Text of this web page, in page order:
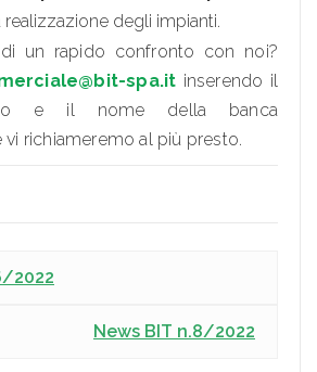
realizzazione degli impianti.
un rapido confronto con noi?
spa.it inserendo il
e il nome della banca
vi richiameremo al più presto.
2022
News BIT n.8/2022